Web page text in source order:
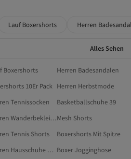
Lauf Boxershorts Herren
Alles Sehen
Boxershorts
Herren Badesandalen
10Er Pack Herren Herbstmode
Tennissocken
Basketballschuhe 39
Herren WanderbekleidungMesh Shorts
Tennis Shorts
Boxershorts Mit Spitze
Herren Hausschuhe Weite K Boxer Jogginghose